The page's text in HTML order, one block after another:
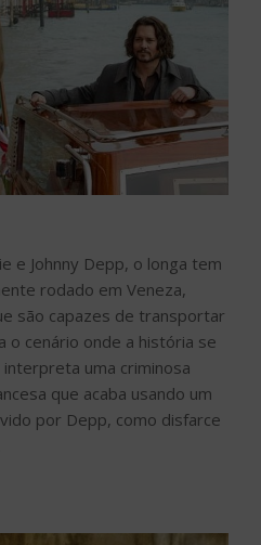
e Johnny Depp, o longa tem
rodado em Veneza,
são capazes de transportar
o cenário onde a história se
uma criminosa
que acaba usando um
por Depp, como disfarce